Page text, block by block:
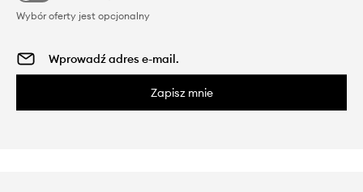
Wybór oferty jest opcjonalny
Zapisz mnie